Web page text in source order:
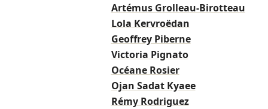
Artémus Grolleau-Birotteau
Lola Kervroëdan
Geoffrey Piberne
Victoria Pignato
Océane Rosier
Ojan Sadat Kyaee
Rémy Rodriguez